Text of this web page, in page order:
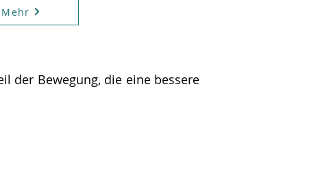
Mehr
der Bewegung, die eine bessere